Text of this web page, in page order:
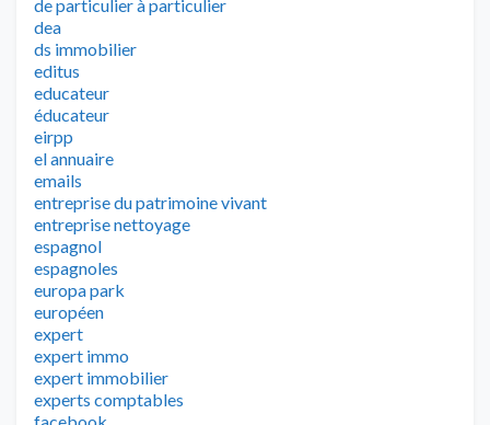
de particulier à particulier
dea
ds immobilier
editus
educateur
éducateur
eirpp
el annuaire
emails
entreprise du patrimoine vivant
entreprise nettoyage
espagnol
espagnoles
europa park
européen
expert
expert immo
expert immobilier
experts comptables